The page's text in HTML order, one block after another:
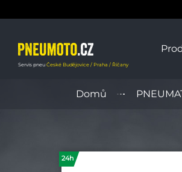
Servis pneu České Budějovice / Praha / Říčany
Domů
24h